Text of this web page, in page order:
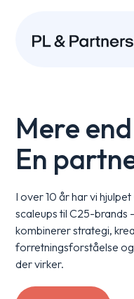
Mere
En
I over 10 år har vi
scaleups til C25-brands
kombinerer strategi,
forretningsforståelse
der virker.